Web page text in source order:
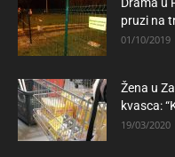
pruzi na
01/10/2019
Žena u
kvasca:
19/03/2020